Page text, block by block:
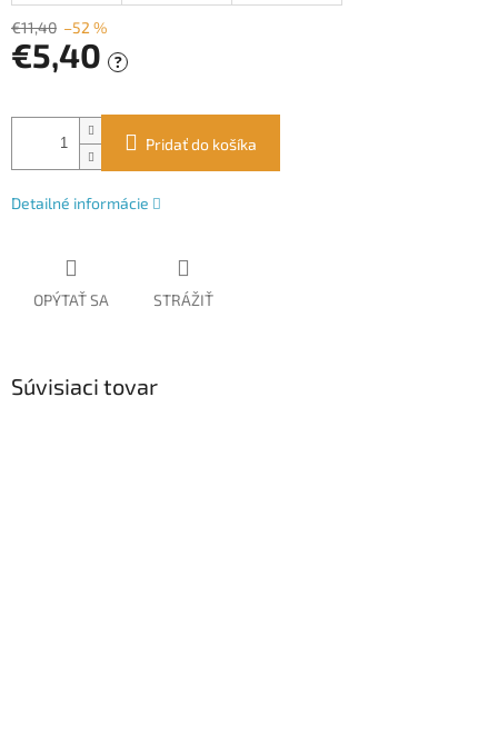
€11,40 –52 %
€5,40 ?
cena:
Pridať do košíka
Detailné informácie
OPÝTAŤ SA STRÁŽIŤ
Súvisiaci tovar